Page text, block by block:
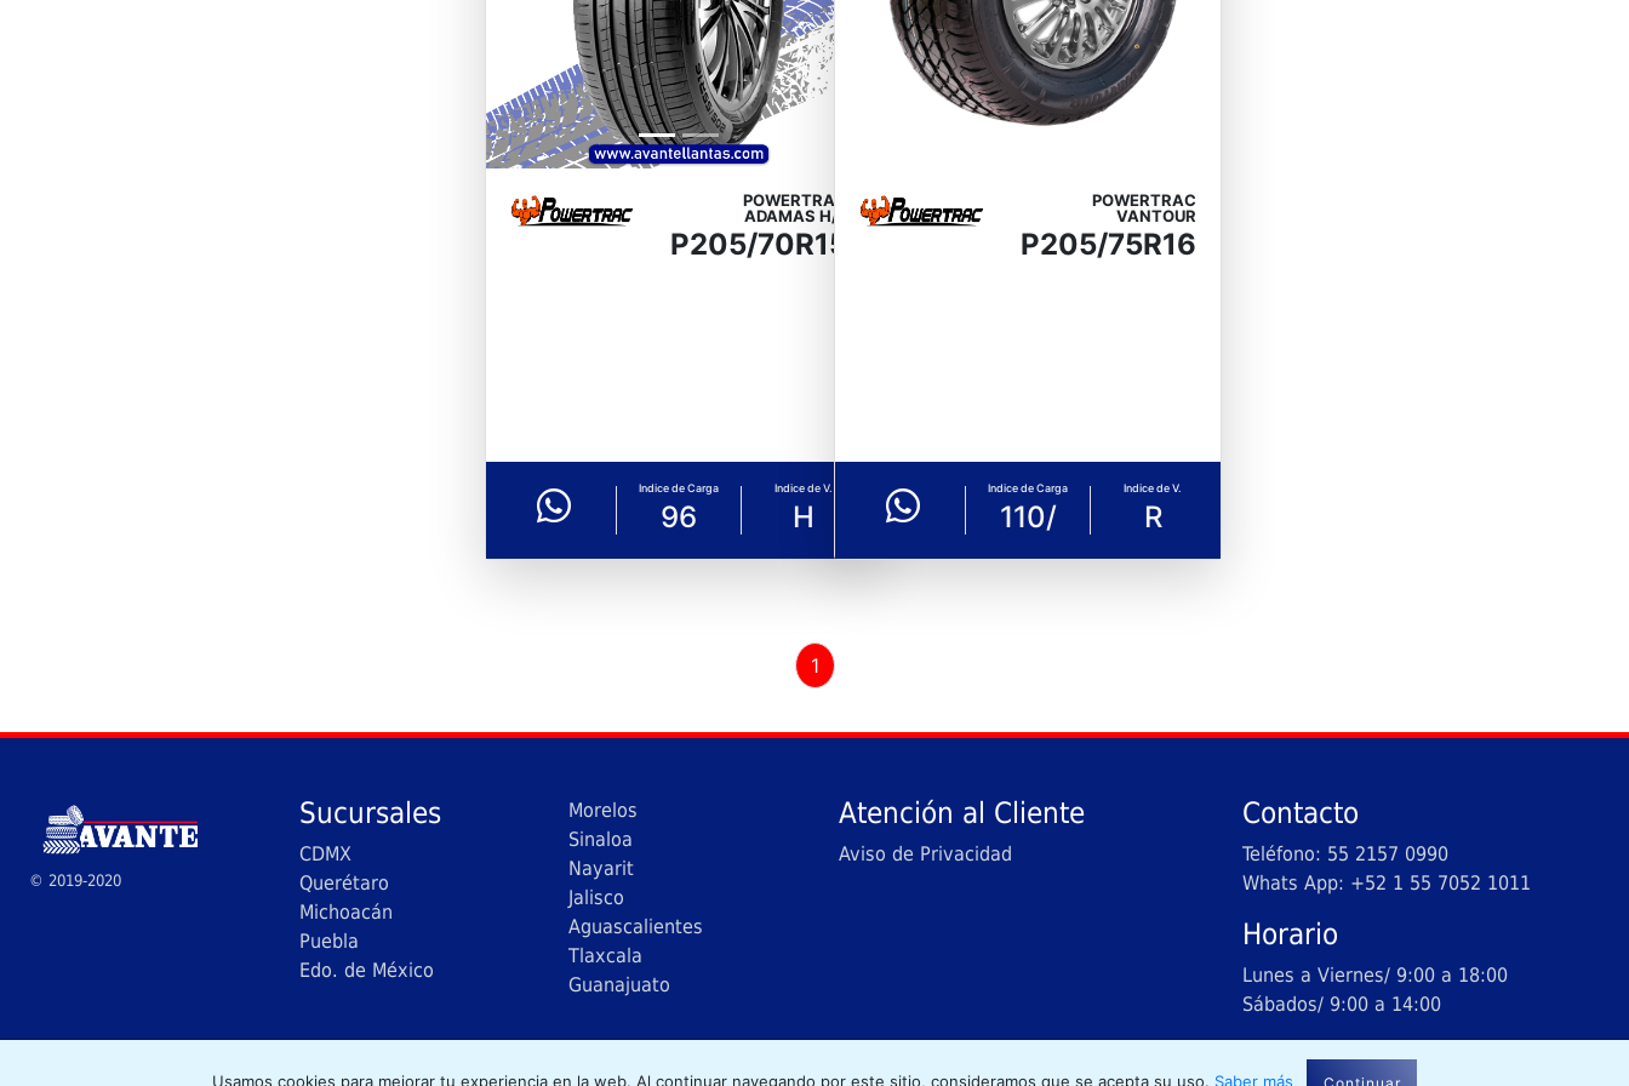
POWERTRAC
ADAMAS H/P
P205/70R15
Indice de Carga
96
Indice de V.
H
POWERTRAC
VANTOUR
P205/75R16
Indice de Carga
110/
Indice de V.
R
1
© 2019-2020
Sucursales
CDMX
Querétaro
Michoacán
Puebla
Edo. de México
Morelos
Sinaloa
Nayarit
Jalisco
Aguascalientes
Tlaxcala
Guanajuato
Atención al Cliente
Aviso de Privacidad
Contacto
Teléfono: 55 2157 0990
Whats App: +52 1 55 7052 1011
Horario
Lunes a Viernes/ 9:00 a 18:00
Sábados/ 9:00 a 14:00
Usamos cookies para mejorar tu experiencia en la web. Al continuar navegando por este sitio, consideramos que se acepta su uso. Saber más